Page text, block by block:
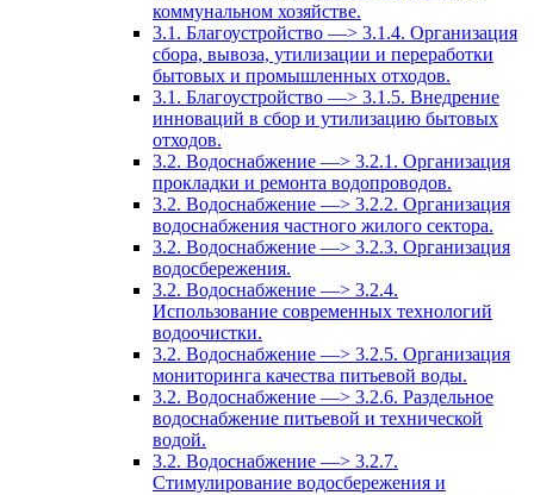
коммунальном хозяйстве.
3.1. Благоустройство —> 3.1.4. Организация
сбора, вывоза, утилизации и переработки
бытовых и промышленных отходов.
3.1. Благоустройство —> 3.1.5. Внедрение
инноваций в сбор и утилизацию бытовых
отходов.
3.2. Водоснабжение —> 3.2.1. Организация
прокладки и ремонта водопроводов.
3.2. Водоснабжение —> 3.2.2. Организация
водоснабжения частного жилого сектора.
3.2. Водоснабжение —> 3.2.3. Организация
водосбережения.
3.2. Водоснабжение —> 3.2.4.
Использование современных технологий
водоочистки.
3.2. Водоснабжение —> 3.2.5. Организация
мониторинга качества питьевой воды.
3.2. Водоснабжение —> 3.2.6. Раздельное
водоснабжение питьевой и технической
водой.
3.2. Водоснабжение —> 3.2.7.
Стимулирование водосбережения и